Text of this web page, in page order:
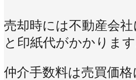
売却時には不動産会
と印紙代がかかります
仲介手数料は売買価